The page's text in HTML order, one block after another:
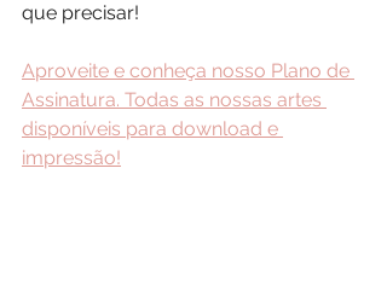
que precisar!
Aproveite e conheça nosso Plano de
Assinatura. Todas as nossas artes
disponíveis para download e
impressão!